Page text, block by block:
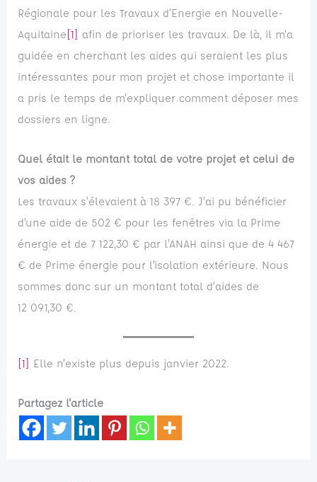
Régionale pour les Travaux d’Energie en Nouvelle-
Aquitaine[1] afin de prioriser les travaux. De là, il m’a
guidée en cherchant les aides qui seraient les plus
intéressantes pour mon projet et chose importante il
a pris le temps de m’expliquer comment déposer mes
dossiers en ligne.
Quel était le montant total de votre projet et celui de
vos aides ?
Les travaux s’élevaient à 18 397 €. J’ai pu bénéficier
d’une aide de 502 € pour les fenêtres via la Prime
énergie et de 7 122,30 € par l’ANAH ainsi que de 4 467
€ de Prime énergie pour l’isolation extérieure. Nous
sommes donc sur un montant total d’aides de
12 091,30 €.
[1] Elle n’existe plus depuis janvier 2022.
Partagez l'article